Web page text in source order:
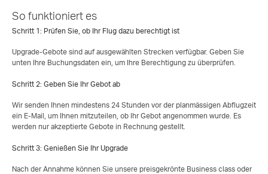
So funktioniert es
Schritt 1: Prüfen Sie, ob Ihr Flug dazu berechtigt ist
Upgrade-Gebote sind auf ausgewählten Strecken verfügbar. Geben Sie
unten Ihre Buchungsdaten ein, um Ihre Berechtigung zu überprüfen.
Schritt 2: Geben Sie Ihr Gebot ab
Wir senden Ihnen mindestens 24 Stunden vor der planmässigen Abflugzeit
ein E-Mail, um Ihnen mitzuteilen, ob Ihr Gebot angenommen wurde. Es
werden nur akzeptierte Gebote in Rechnung gestellt.
Schritt 3: Genießen Sie Ihr Upgrade
Nach der Annahme können Sie unsere preisgekrönte Business class oder